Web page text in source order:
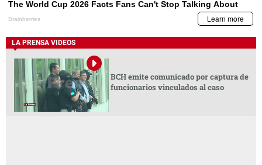
LA PRENSA VIDEOS
BCH emite comunicado por captura de
funcionarios vinculados al caso